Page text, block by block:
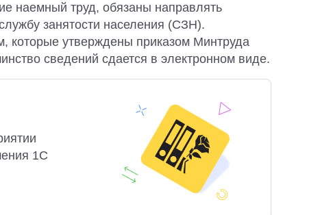
наемный труд, обязаны направлять
занятости населения (СЗН).
утверждены приказом Минтруда
сведений сдается в электронном виде.
1С